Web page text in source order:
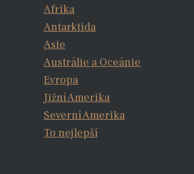
Afrika
Antarktida
Asie
Austrálie a Oceánie
Evropa
Jižní Amerika
Severní Amerika
To nejlepší